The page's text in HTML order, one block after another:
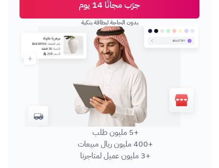
جرّب مجانًا 14 يوم
بدون الحاجة لبطاقة بنكية
+3 مليون عميل لمتاجرنا
+400 مليون ريال مبيعات
+5 مليون طلب